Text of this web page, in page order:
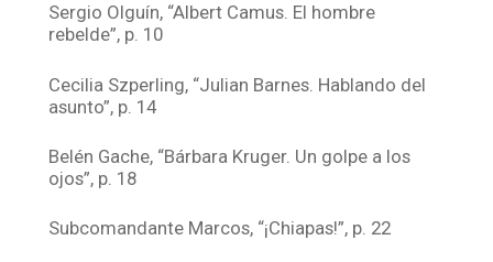
Sergio Olguín, “Albert Camus. El hombre
rebelde”, p. 10
Cecilia Szperling, “Julian Barnes. Hablando del
asunto”, p. 14
Belén Gache, “Bárbara Kruger. Un golpe a los
ojos”, p. 18
Subcomandante Marcos, “¡Chiapas!”, p. 22